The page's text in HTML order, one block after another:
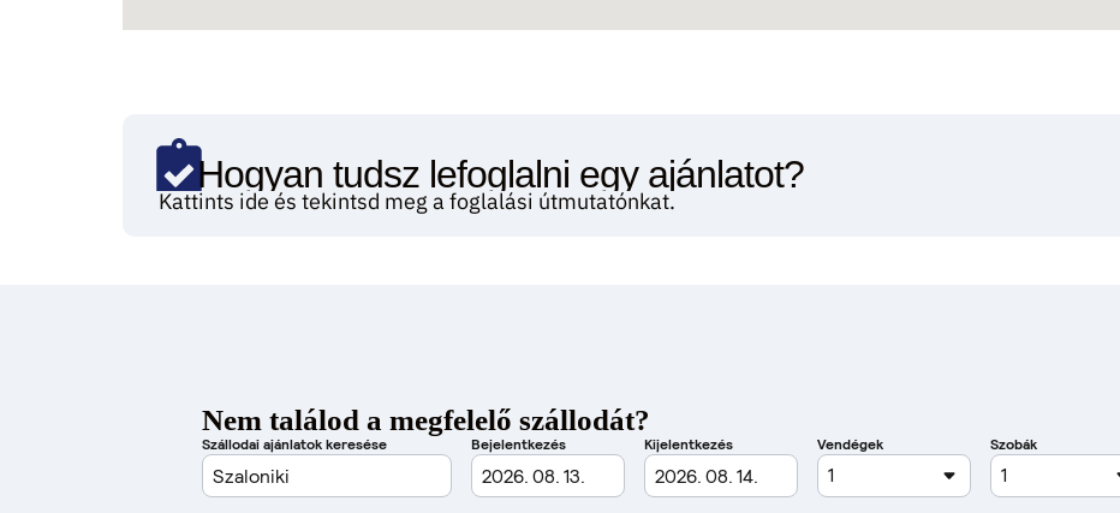
Hogyan tudsz lefoglalni egy ajánlatot?
Kattints ide és tekintsd meg a foglalási útmutatónkat.
Nem találod a megfelelő szállodát?